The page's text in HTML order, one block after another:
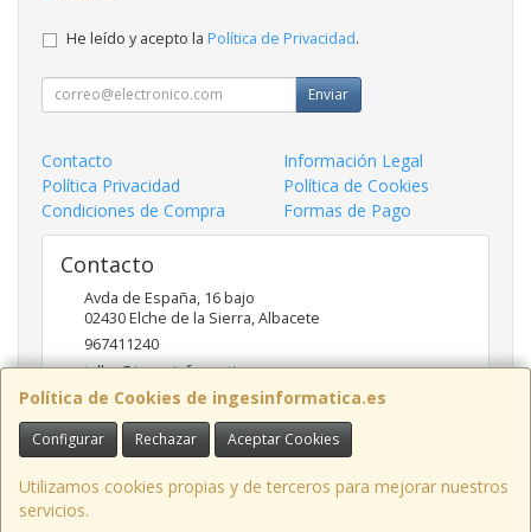
Política de Cookies de ingesinformatica.es
Configurar Rechazar Aceptar Cookies
Utilizamos cookies propias y de terceros para mejorar nuestros
servicios.
He leído y acepto la Política de Privacidad.
Enviar
Contacto
Información Legal
Política Privacidad
Política de Cookies
Condiciones de Compra
Formas de Pago
Contacto
Avda de España, 16 bajo
02430Elche de la Sierra,Albacete
967411240
taller@ingesinformatica.es
Horario
9 a 14 y 17 a 20